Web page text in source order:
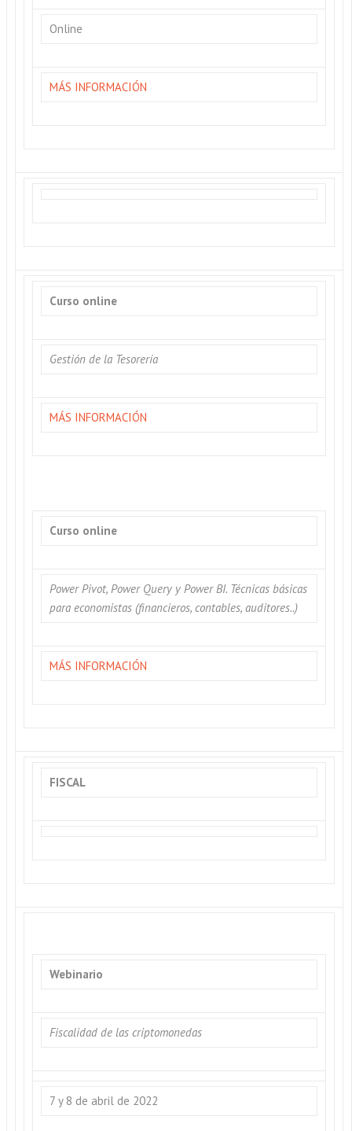
Online
MÁS INFORMACIÓN
Curso online
Gestión de la Tesorería
MÁS INFORMACIÓN
Curso online
Power Pivot, Power Query y Power BI. Técnicas básicas
para economistas (financieros, contables, auditores..)
MÁS INFORMACIÓN
FISCAL
Webinario
Fiscalidad de las criptomonedas
7 y 8 de abril de 2022